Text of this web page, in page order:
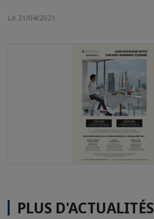
Le 21/04/2021
PLUS D'ACTUALITÉS